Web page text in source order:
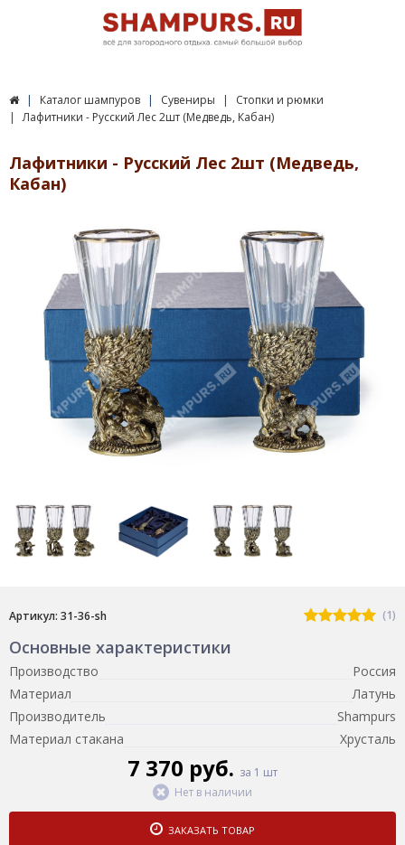
Каталог шампуров Сувениры
Стопки и рюмки
Лафитники - Русский Лес 2шт (Медведь, Кабан)
Лафитники - Русский Лес 2шт (Медведь,
Кабан)
Артикул: 31-36-sh (1)
Основные характеристики
Производство
Россия
Материал
Латунь
Производитель
Shampurs
Материал стакана
Хрусталь
7 370 руб. за 1 шт
Нет в наличии
ЗАКАЗАТЬ ТОВАР